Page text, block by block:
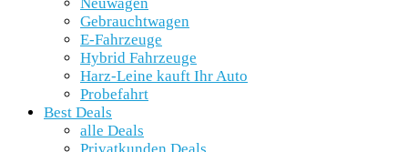
Gebrauchtwagen
E-Fahrzeuge
Hybrid Fahrzeuge
Harz-Leine kauft Ihr Auto
Probefahrt
Best Deals
alle Deals